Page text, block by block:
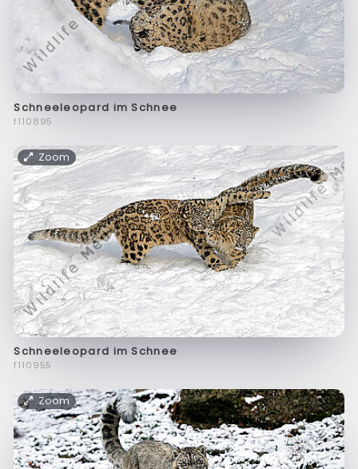
Schneeleopard im Schnee
f110895
Zoom
Schneeleopard im Schnee
f110955
Zoom